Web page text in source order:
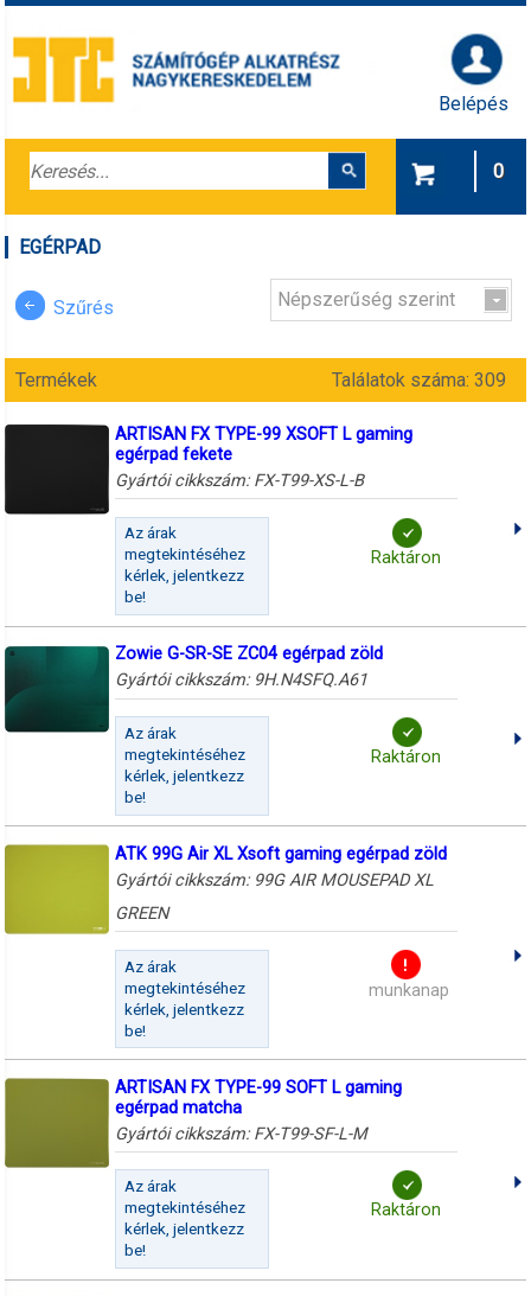
Belépés
0
EGÉRPAD
Szűrés Népszerűség szerint
Termékek Találatok száma: 309
ARTISAN FX TYPE-99 XSOFT L gaming
egérpad fekete
Gyártói cikkszám: FX-T99-XS-L-B
Az árak
megtekintéséhez
kérlek, jelentkezz
be!
Raktáron
Zowie G-SR-SE ZC04 egérpad zöld
Gyártói cikkszám: 9H.N4SFQ.A61
Az árak
megtekintéséhez
kérlek, jelentkezz
be!
Raktáron
ATK 99G Air XL Xsoft gaming egérpad zöld
Gyártói cikkszám: 99G AIR MOUSEPAD XL
GREEN
Az árak
megtekintéséhez
kérlek, jelentkezz
be!
munkanap
ARTISAN FX TYPE-99 SOFT L gaming
egérpad matcha
Gyártói cikkszám: FX-T99-SF-L-M
Az árak
megtekintéséhez
kérlek, jelentkezz
be!
Raktáron